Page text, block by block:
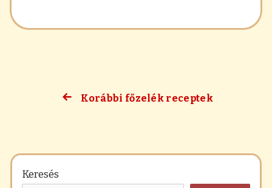
Bejegyzés
Korábbi főzelék receptek
Keresés